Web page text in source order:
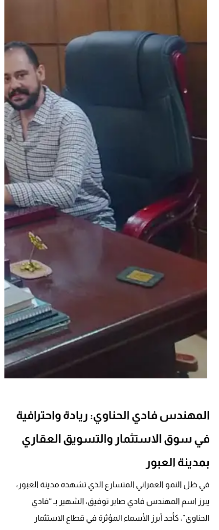
المهندس فادي الحناوي: ريادة واحترافية
في سوق الاستثمار والتسويق العقاري
بمدينة العبور
في ظل النمو العمراني المتسارع الذي تشهده مدينة العبور،
يبرز اسم المهندس فادي صابر توفيق، الشهير بـ “فادي
الحناوي”، كأحد أبرز الأسماء المؤثرة في قطاع الاستثمار